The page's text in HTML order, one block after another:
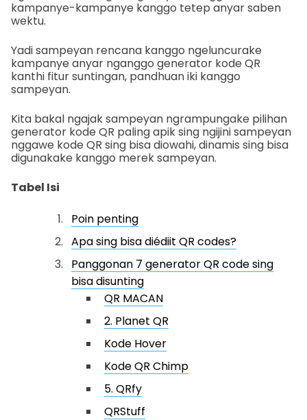
kampanye-kampanye kanggo tetep anyar saben
wektu.
Yadi sampeyan rencana kanggo ngeluncurake
kampanye anyar nganggo generator kode QR
kanthi fitur suntingan, pandhuan iki kanggo
sampeyan.
Kita bakal ngajak sampeyan ngrampungake pilihan
generator kode QR paling apik sing ngijini sampeyan
nggawe kode QR sing bisa diowahi, dinamis sing bisa
digunakake kanggo merek sampeyan.
Tabel Isi
Poin penting
Apa sing bisa diédiit QR codes?
Panggonan 7 generator QR code sing
bisa disunting
QR MACAN
2. Planet QR
Kode Hover
Kode QR Chimp
5. QRfy
QRStuff